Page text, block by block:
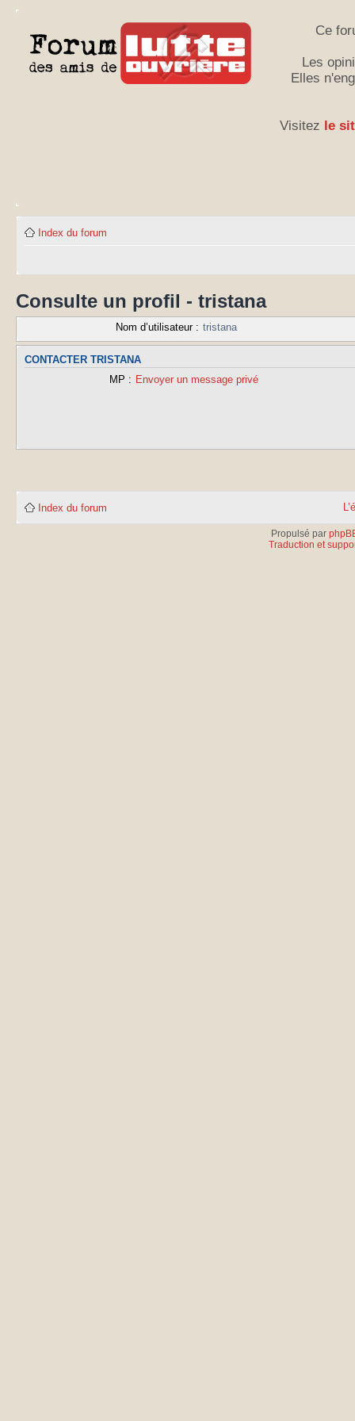
Ce
Les
Elles
Visitez le
Index du forum
Consulte un profil - tristana
Nom d’utilisateur : tristana
CONTACTER TRISTANA
MP : Envoyer un message privé
Index du forum
Propulsé par
Traduction et